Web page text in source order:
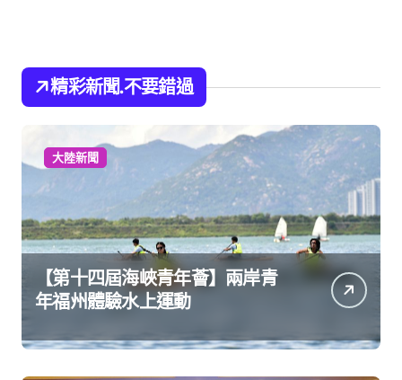
精彩新聞.不要錯過
大陸新聞
【第十四屆海峽青年薈】兩岸青
年福州體驗水上運動